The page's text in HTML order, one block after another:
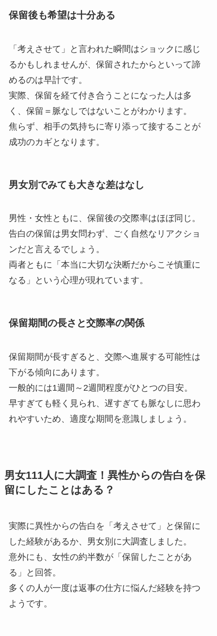
保留後も希望は十分ある
「考えさせて」と言われた瞬間はショックに感じ
るかもしれませんが、保留されたからといって諦
めるのは早計です。
実際、保留を経て付き合うことになった人は多
く、保留＝脈なしではないことがわかります。
焦らず、相手の気持ちに寄り添って接することが
成功のカギとなります。
男女別でみても大きな差はなし
男性・女性ともに、保留後の交際率はほぼ同じ。
告白の保留は男女問わず、ごく自然なリアクショ
ンだと言えるでしょう。
両者ともに「本当に大切な決断だからこそ慎重に
なる」という心理が現れています。
保留期間の長さと交際率の関係
保留期間が長すぎると、交際へ進展する可能性は
下がる傾向にあります。
一般的には1週間～2週間程度がひとつの目安。
早すぎても軽く見られ、遅すぎても脈なしに思わ
れやすいため、適度な期間を意識しましょう。
男女111人に大調査！異性からの告白を保
留にしたことはある？
実際に異性からの告白を「考えさせて」と保留に
した経験があるか、男女別に大調査しました。
意外にも、女性の約半数が「保留したことがあ
る」と回答。
多くの人が一度は返事の仕方に悩んだ経験を持つ
ようです。